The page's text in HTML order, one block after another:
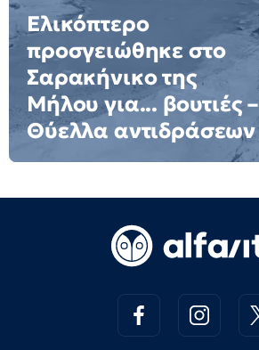
Ελικόπτερο
προσγειώθηκε στο
Σαρακήνικο της
Μήλου για... βουτιές –
Θύελλα αντιδράσεων